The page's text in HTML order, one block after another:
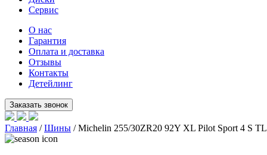
Сервис
О нас
Гарантия
Оплата и доставка
Отзывы
Контакты
Детейлинг
Главная /Шины / Michelin 255/30ZR20 92Y XL Pilot Sport 4 S